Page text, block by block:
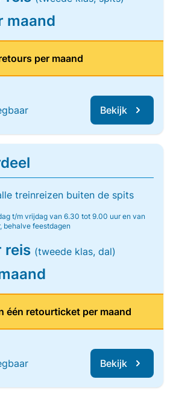
maand
per maand
Bekijk
treinreizen buiten de spits
t/m vrijdag van 6.30 tot 9.00 uur en van
behalve feestdagen
reis (tweede klas, dal)
één retourticket per maand
Bekijk